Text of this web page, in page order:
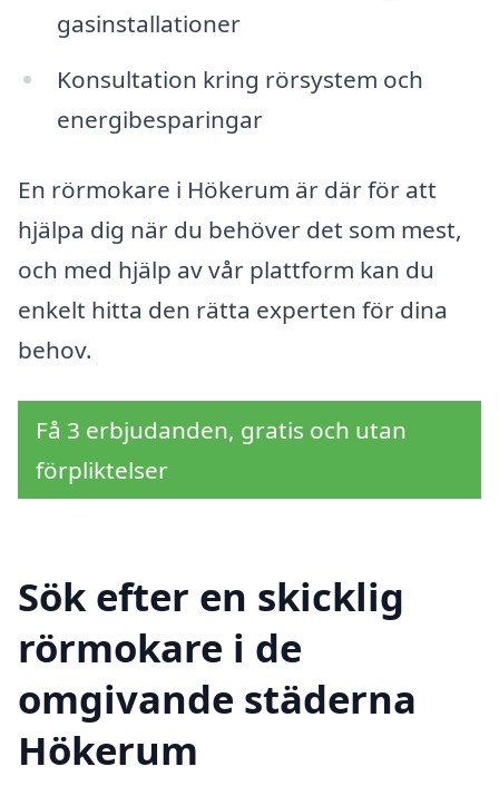
gasinstallationer
Konsultation kring rörsystem och
energibesparingar
En rörmokare i Hökerum är där för att
hjälpa dig när du behöver det som mest,
och med hjälp av vår plattform kan du
enkelt hitta den rätta experten för dina
behov.
Få 3 erbjudanden, gratis och utan
förpliktelser
Sök efter en skicklig
rörmokare i de
omgivande städerna
Hökerum